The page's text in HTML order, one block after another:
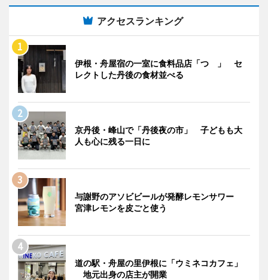
アクセスランキング
伊根・舟屋宿の一室に食料品店「つゝ」 セ
レクトした丹後の食材並べる
京丹後・峰山で「丹後夜の市」 子どもも大
人も心に残る一日に
与謝野のアソビビールが発酵レモンサワー
宮津レモンを皮ごと使う
道の駅・舟屋の里伊根に「ウミネコカフェ」
地元出身の店主が開業